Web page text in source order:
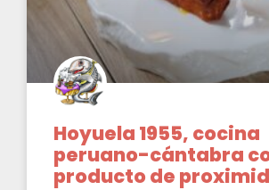
Hoyuela 1955, cocina
peruano-cántabra
producto de